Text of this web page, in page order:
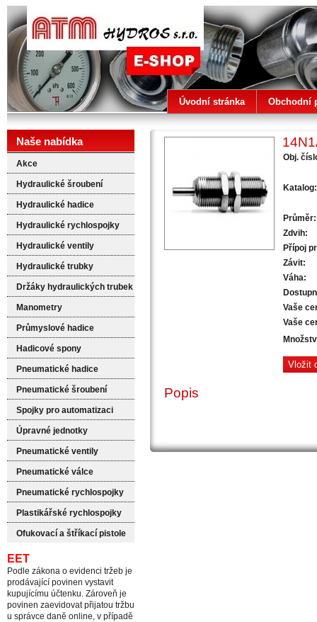
Obchodní
Úvodní stránka
Naše nabídka
Akce
Hydraulické šroubení
Hydraulické hadice
Hydraulické rychlospojky
Hydraulické ventily
Hydraulické trubky
Držáky hydraulických trubek
Manometry
Průmyslové hadice
Hadicové spony
Pneumatické hadice
Pneumatické šroubení
Spojky pro automatizaci
Úpravné jednotky
Pneumatické ventily
Pneumatické válce
Pneumatické rychlospojky
Plastikářské rychlospojky
Ofukovací a štříkací pistole
EET
Podle zákona o evidenci tržeb je
prodávající povinen vystavit
kupujícímu účtenku. Zároveň je
povinen zaevidovat přijatou tržbu
u správce daně online, v případě
Obj.
Katalog:
Průměr:
Zdvih:
Přípoj
Závit:
Váha:
Vaše
Vaše
Popis